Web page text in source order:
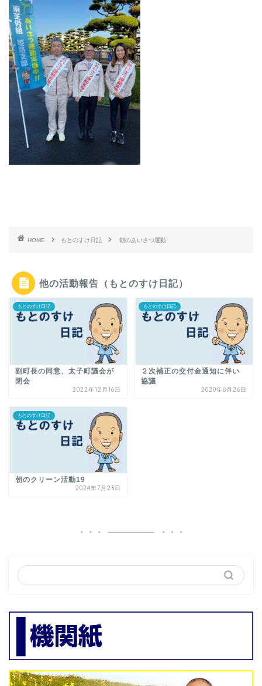
HOME もとのすけ日記 朝のあいさつ運動
他の活動報告（もとのすけ日記）
もとのすけ日記
副町長の同意、太子町議会が
閉会
2022年12月16日
もとのすけ日記
２次補正の交付金通知に伴い
協議
2020年6月26日
もとのすけ日記
朝のクリーン活動19
2024年7月23日